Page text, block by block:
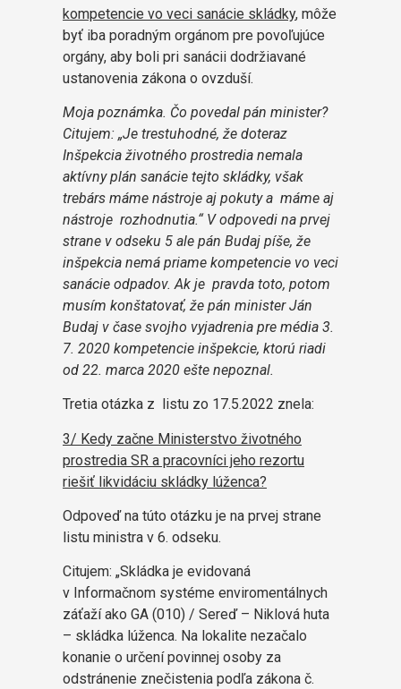
kompetencie vo veci sanácie skládky, môže
byť iba poradným orgánom pre povoľujúce
orgány, aby boli pri sanácii dodržiavané
ustanovenia zákona o ovzduší.
Moja poznámka. Čo povedal pán minister?
Citujem: „Je trestuhodné, že doteraz
Inšpekcia životného prostredia nemala
aktívny plán sanácie tejto skládky, však
trebárs máme nástroje aj pokuty a máme aj
nástroje rozhodnutia.“ V odpovedi na prvej
strane v odseku 5 ale pán Budaj píše, že
inšpekcia nemá priame kompetencie vo veci
sanácie odpadov. Ak je pravda toto, potom
musím konštatovať, že pán minister Ján
Budaj v čase svojho vyjadrenia pre média 3.
7. 2020 kompetencie inšpekcie, ktorú riadi
od 22. marca 2020 ešte nepoznal.
Tretia otázka z listu zo 17.5.2022 znela:
3/ Kedy začne Ministerstvo životného
prostredia SR a pracovníci jeho rezortu
riešiť likvidáciu skládky lúženca?
Odpoveď na túto otázku je na prvej strane
listu ministra v 6. odseku.
Citujem: „Skládka je evidovaná
v Informačnom systéme enviromentálnych
záťaží ako GA (010) / Sereď – Niklová huta
– skládka lúženca. Na lokalite nezačalo
konanie o určení povinnej osoby za
odstránenie znečistenia podľa zákona č.